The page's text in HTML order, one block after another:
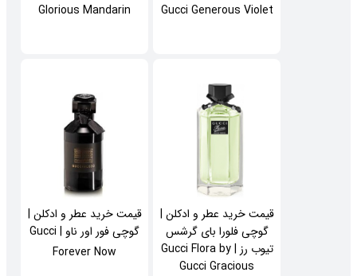
Glorious Mandarin
Gucci Generous Violet
قیمت خرید عطر و ادکلن |
گوچی فور اور ناو | Gucci
Forever Now
قیمت خرید عطر و ادکلن |
گوچی فلورا بای گرشس
تیوب رز | Gucci Flora by
Gucci Gracious